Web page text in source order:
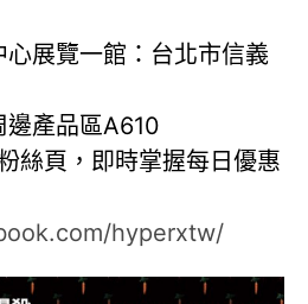
展覽一館：台北市信義
產品區A610
絲頁，即時掌握每日優惠
hyperxtw/